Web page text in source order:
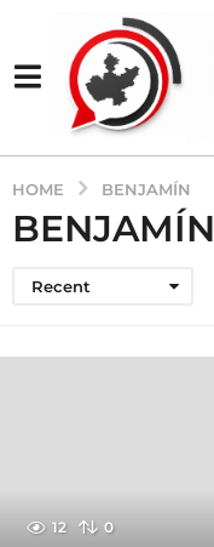
HOME BENJAMÍN
BENJAMÍN
Recent
12 0